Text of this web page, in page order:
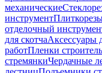
механические
инструмент
отделочный
для скотчаАксессуары
работПленки
стремянкиЧердачные